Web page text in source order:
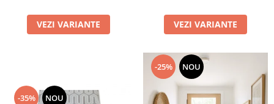
VEZI VARIANTE VEZI VARIANTE
-35% NOU
-25% NOU